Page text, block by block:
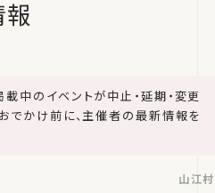
報
載中のイベントが中止・延期・変更
でかけ前に、主催者の最新情報を
山江村